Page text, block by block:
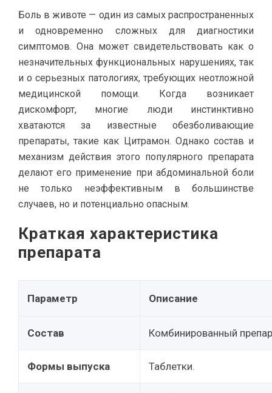
Боль в животе — один из самых распространенных
и одновременно сложных для диагностики
симптомов. Она может свидетельствовать как о
незначительных функциональных нарушениях, так
и о серьезных патологиях, требующих неотложной
медицинской помощи. Когда возникает
дискомфорт, многие люди инстинктивно
хватаются за известные обезболивающие
препараты, такие как Цитрамон. Однако состав и
механизм действия этого популярного препарата
делают его применение при абдоминальной боли
не только неэффективным в большинстве
случаев, но и потенциально опасным.
Краткая характеристика
препарата
Параметр Описание
Состав Комбинированный
Формы выпуска Таблетки.